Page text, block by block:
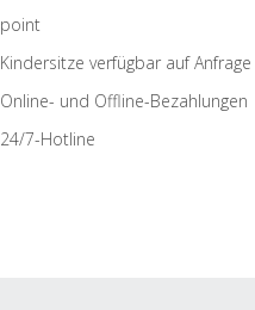
point
Kindersitze verfügbar auf Anfrage
Online- und Offline-Bezahlungen
24/7-Hotline